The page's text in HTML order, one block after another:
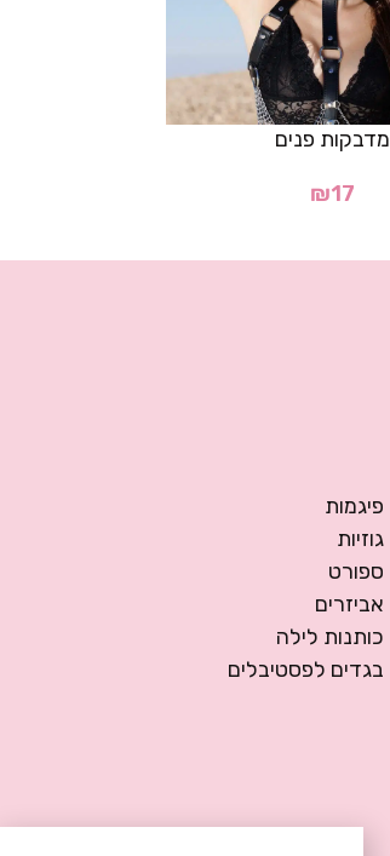
מדבקות פנים
₪17
פיגמות
גוזיות
ספורט
אביזרים
כותנות לילה
בגדים לפסטיבלים